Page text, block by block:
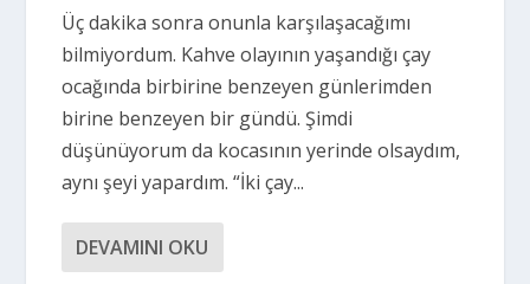
Üç dakika sonra onunla karşılaşacağımı
bilmiyordum. Kahve olayının yaşandığı çay
ocağında birbirine benzeyen günlerimden
birine benzeyen bir gündü. Şimdi
düşünüyorum da kocasının yerinde olsaydım,
aynı şeyi yapardım. “İki çay...
DEVAMINI OKU